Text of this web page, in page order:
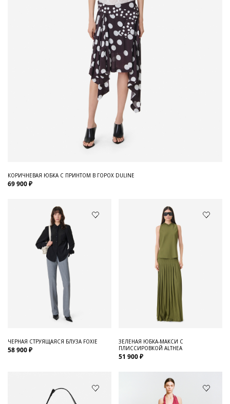
КОРИЧНЕВАЯ ЮБКА С ПРИНТОМ В ГОРОХ DULINE
69 900 ₽
ЧЕРНАЯ СТРУЯЩАЯСЯ БЛУЗА FOXIE
58 900 ₽
ЗЕЛЕНАЯ ЮБКА-МАКСИ С
ПЛИССИРОВКОЙ ALTHEA
51 900 ₽